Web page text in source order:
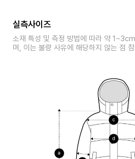
실측사이즈
소재 특성 및 측정 방법에 따라 약
며, 이는 불량 사유에 해당하지 않는 점